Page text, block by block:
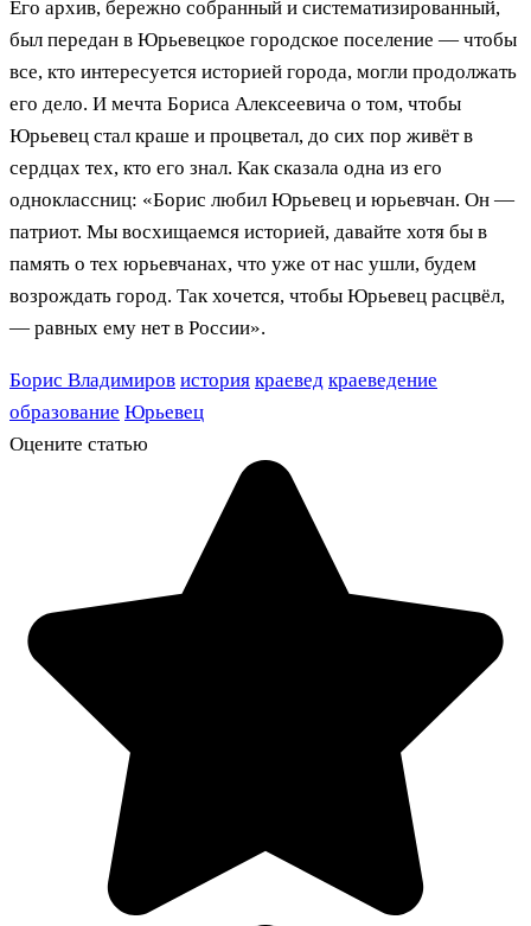
Его архив, бережно собранный и систематизированный,
был передан в Юрьевецкое городское поселение — чтобы
все, кто интересуется историей города, могли продолжать
его дело. И мечта Бориса Алексеевича о том, чтобы
Юрьевец стал краше и процветал, до сих пор живёт в
сердцах тех, кто его знал. Как сказала одна из его
одноклассниц: «Борис любил Юрьевец и юрьевчан. Он —
патриот. Мы восхищаемся историей, давайте хотя бы в
память о тех юрьевчанах, что уже от нас ушли, будем
возрождать город. Так хочется, чтобы Юрьевец расцвёл,
— равных ему нет в России».
Борис Владимиров история краевед краеведение
образование Юрьевец
Оцените статью